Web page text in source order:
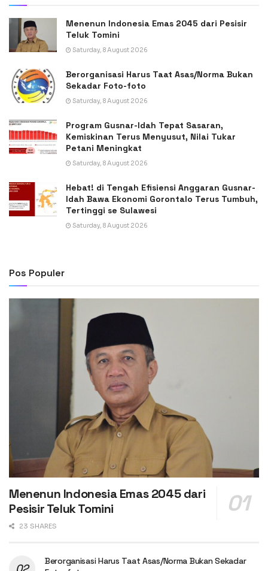
Menenun Indonesia Emas 2045 dari Pesisir
Teluk Tomini
Saturday, 8 August 2026
Berorganisasi Harus Taat Asas/Norma Bukan
Sekadar Foto-foto
Saturday, 8 August 2026
Program Gusnar-Idah Tepat Sasaran,
Kemiskinan Terus Menyusut, Nilai Tukar
Petani Meningkat
Saturday, 8 August 2026
Hebat! di Tengah Efisiensi Anggaran Gusnar-
Idah Bawa Ekonomi Gorontalo Terus Tumbuh,
Tertinggi se Sulawesi
Saturday, 8 August 2026
Pos Populer
Menenun Indonesia Emas 2045 dari
Pesisir Teluk Tomini
23 SHARES
Berorganisasi Harus Taat Asas/Norma Bukan Sekadar